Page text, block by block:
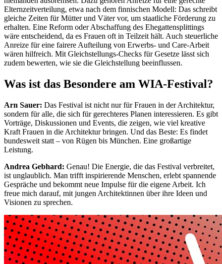
Elternzeitverteilung, etwa nach dem finnischen Modell: Das schreibt
gleiche Zeiten für Mütter und Väter vor, um staatliche Förderung zu
erhalten. Eine Reform oder Abschaffung des Ehegattensplittings
wäre entscheidend, da es Frauen oft in Teilzeit hält. Auch steuerliche
Anreize für eine fairere Aufteilung von Erwerbs- und Care-Arbeit
wären hilfreich. Mit Gleichstellungs-Checks für Gesetze lässt sich
zudem bewerten, wie sie die Gleichstellung beeinflussen.
Was ist das Besondere am WIA-Festival?
Arn Sauer: Das Festival ist nicht nur für Frauen in der Architektur,
sondern für alle, die sich für gerechteres Planen interessieren. Es gibt
Vorträge, Diskussionen und Events, die zeigen, wie viel kreative
Kraft Frauen in die Architektur bringen. Und das Beste: Es findet
bundesweit statt – von Rügen bis München. Eine großartige
Leistung.
Andrea Gebhard: Genau! Die Energie, die das Festival verbreitet,
ist unglaublich. Man trifft inspirierende Menschen, erlebt spannende
Gespräche und bekommt neue Impulse für die eigene Arbeit. Ich
freue mich darauf, mit jungen Architektinnen über ihre Ideen und
Visionen zu sprechen.